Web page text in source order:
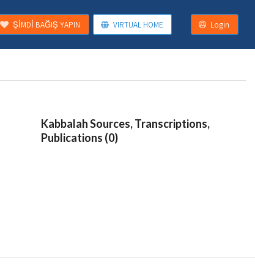
ŞİMDİ BAĞIŞ YAPIN VIRTUAL HOME Login
Kabbalah Sources, Transcriptions,
Publications (0)